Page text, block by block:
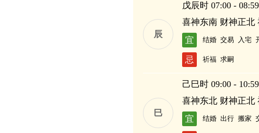
辰
戊辰时 07:00 -
喜神东南 财神正北
宜
结婚 交易 入宅
忌 祈福 求嗣
巳
己巳时 09:00 -
喜神东北 财神正北
宜
结婚 出行 搬家